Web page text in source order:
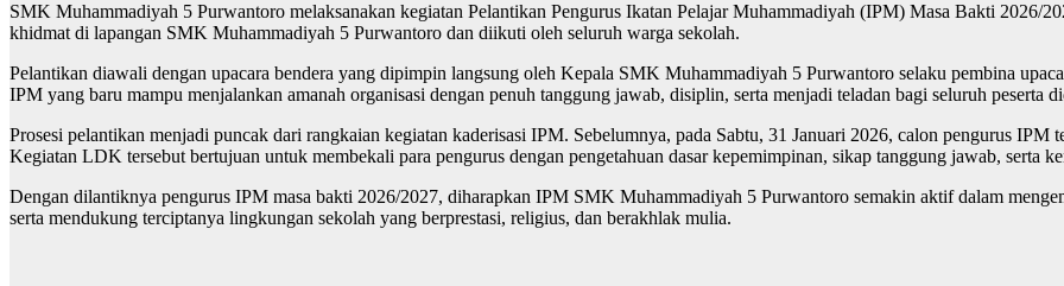
SMK Muhammadiyah 5 Purwantoro melaksanakan kegiatan Pelantikan Pengurus Ikatan Pelajar Muhammadiyah (IPM) Masa Bakti 2026/
khidmat di lapangan SMK Muhammadiyah 5 Purwantoro dan diikuti oleh seluruh warga sekolah.
Pelantikan diawali dengan upacara bendera yang dipimpin langsung oleh Kepala SMK Muhammadiyah 5 Purwantoro selaku pembina
IPM yang baru mampu menjalankan amanah organisasi dengan penuh tanggung jawab, disiplin, serta menjadi teladan bagi seluruh peserta
Prosesi pelantikan menjadi puncak dari rangkaian kegiatan kaderisasi IPM. Sebelumnya, pada Sabtu, 31 Januari 2026, calon pengurus
Kegiatan LDK tersebut bertujuan untuk membekali para pengurus dengan pengetahuan dasar kepemimpinan, sikap tanggung jawab, serta
Dengan dilantiknya pengurus IPM masa bakti 2026/2027, diharapkan IPM SMK Muhammadiyah 5 Purwantoro semakin aktif dalam
serta mendukung terciptanya lingkungan sekolah yang berprestasi, religius, dan berakhlak mulia.